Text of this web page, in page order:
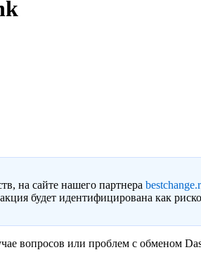
на сайте нашего партнера
будет идентифицирована как
вопросов или проблем с обменом